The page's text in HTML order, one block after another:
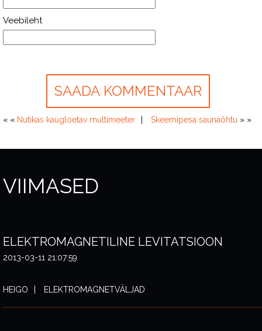
Veebileht
« « Nutikas kaugloetav multimeeter Skeemipesa saunaõhtu » »
VIIMASED
ELEKTROMAGNETILINE LEVITATSIOON
2013-03-11 21:07:59
HEIGO ELEKTROMAGNETVÄLJAD